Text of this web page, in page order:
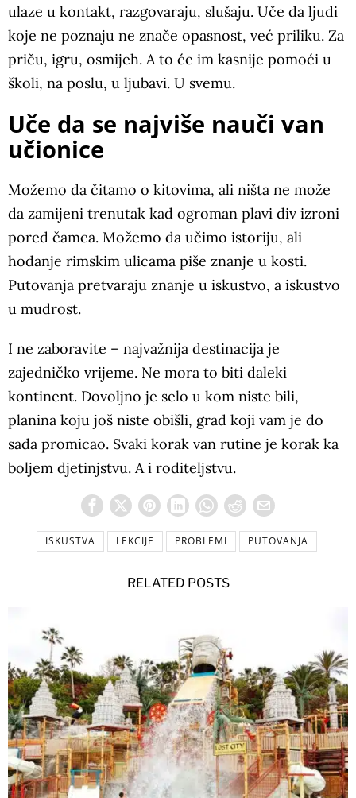
ulaze u kontakt, razgovaraju, slušaju. Uče da ljudi
koje ne poznaju ne znače opasnost, već priliku. Za
priču, igru, osmijeh. A to će im kasnije pomoći u
školi, na poslu, u ljubavi. U svemu.
Uče da se najviše nauči van
učionice
Možemo da čitamo o kitovima, ali ništa ne može
da zamijeni trenutak kad ogroman plavi div izroni
pored čamca. Možemo da učimo istoriju, ali
hodanje rimskim ulicama piše znanje u kosti.
Putovanja pretvaraju znanje u iskustvo, a iskustvo
u mudrost.
I ne zaboravite – najvažnija destinacija je
zajedničko vrijeme. Ne mora to biti daleki
kontinent. Dovoljno je selo u kom niste bili,
planina koju još niste obišli, grad koji vam je do
sada promicao. Svaki korak van rutine je korak ka
boljem djetinjstvu. A i roditeljstvu.
ISKUSTVA LEKCIJE PROBLEMI PUTOVANJA
RELATED POSTS